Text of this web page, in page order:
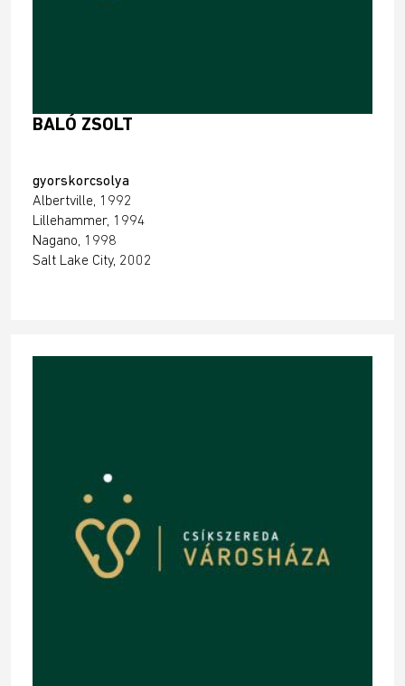
BALÓ ZSOLT
gyorskorcsolya
Albertville, 1992
Lillehammer, 1994
Nagano, 1998
Salt Lake City, 2002